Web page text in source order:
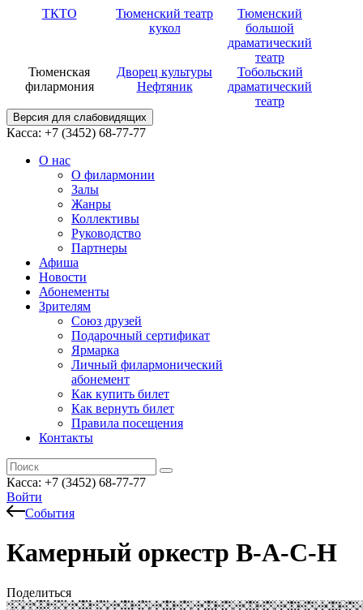
ТКТО
Тюменский театр
кукол
Тюменский
большой
драматический
театр
Тюменская
филармония
Дворец культуры
Нефтяник
Тобольский
драматический
театр
Версия для слабовидящих
Касса: +7 (3452) 68-77-77
О нас
О филармонии
Залы
Жанры
Коллективы
Руководство
Партнеры
Афиша
Новости
Абонементы
Зрителям
Союз друзей
Подарочный сертификат
Ярмарка
Личный филармонический
абонемент
Как купить билет
Как вернуть билет
Правила посещения
Контакты
Касса: +7 (3452) 68-77-77
Войти
События
Камерный оркестр B-A-C-H
Поделиться